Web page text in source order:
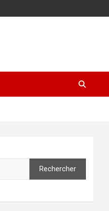
Rechercher